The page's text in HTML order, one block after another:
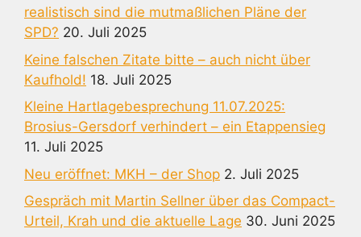
realistisch sind die mutmaßlichen Pläne der
SPD? 20. Juli 2025
Keine falschen Zitate bitte – auch nicht über
Kaufhold! 18. Juli 2025
Kleine Hartlagebesprechung 11.07.2025:
Brosius-Gersdorf verhindert – ein Etappensieg
11. Juli 2025
Neu eröffnet: MKH – der Shop 2. Juli 2025
Gespräch mit Martin Sellner über das Compact-
Urteil, Krah und die aktuelle Lage 30. Juni 2025